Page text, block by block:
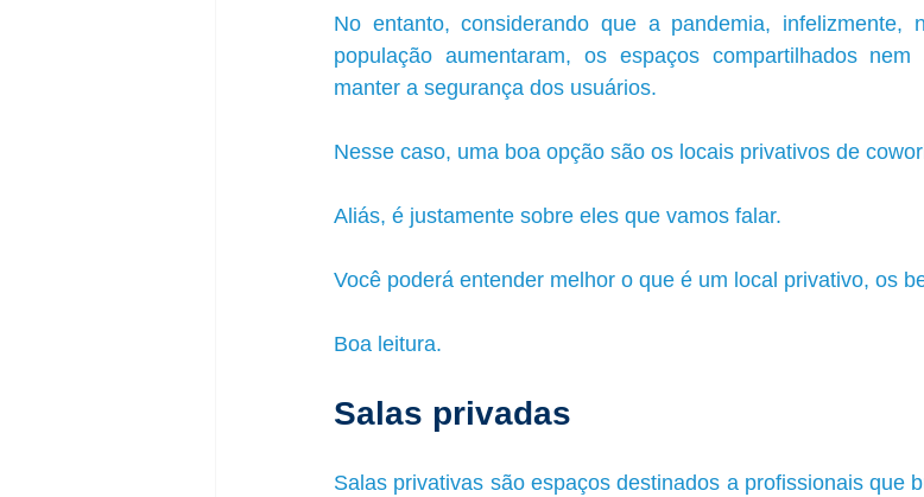
No entanto, considerando que a pandemia,
população aumentaram, os espaços compartilhados
manter a segurança dos usuários.
Nesse caso, uma boa opção são os locais privativos de
Aliás, é justamente sobre eles que vamos falar.
Você poderá entender melhor o que é um local privativo, os
Boa leitura.
Salas privadas
Salas privativas são espaços destinados a profissionais que